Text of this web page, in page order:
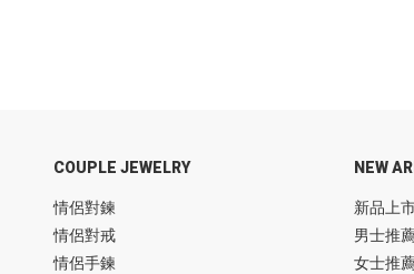
COUPLE JEWELRY
情侶對鍊
情侶對戒
情侶手鍊
NEW
新品上
男士推
女士推